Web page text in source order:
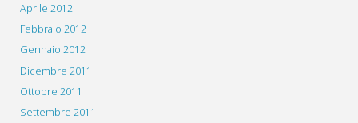
Aprile 2012
Febbraio 2012
Gennaio 2012
Dicembre 2011
Ottobre 2011
Settembre 2011